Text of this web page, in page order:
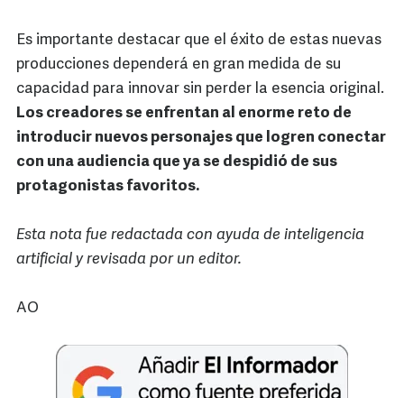
Es importante destacar que el éxito de estas nuevas
producciones dependerá en gran medida de su
capacidad para innovar sin perder la esencia original.
Los creadores se enfrentan al enorme reto de
introducir nuevos personajes que logren conectar
con una audiencia que ya se despidió de sus
protagonistas favoritos.
Esta nota fue redactada con ayuda de inteligencia
artificial y revisada por un editor.
AO